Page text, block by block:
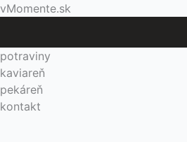
Preskočiť
vMomente.sk
Menu
potraviny
kaviareň
pekáreň
kontakt